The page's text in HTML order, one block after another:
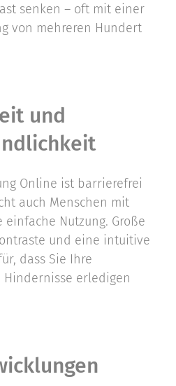
senken – oft mit einer
von mehreren Hundert
und
Online ist barrierefrei
auch Menschen mit
einfache Nutzung. Große
und eine intuitive
dass Sie Ihre
erledigen